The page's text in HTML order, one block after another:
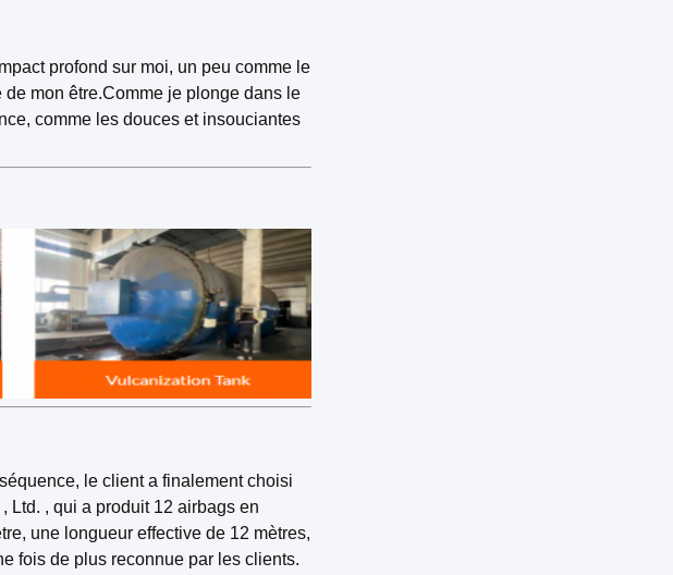
profond sur moi, un peu comme le
mon être.Comme je plonge dans le
comme les douces et insouciantes
le client a finalement choisi
Ltd. , qui a produit 12 airbags en
une longueur effective de 12 mètres,
fois de plus reconnue par les clients.